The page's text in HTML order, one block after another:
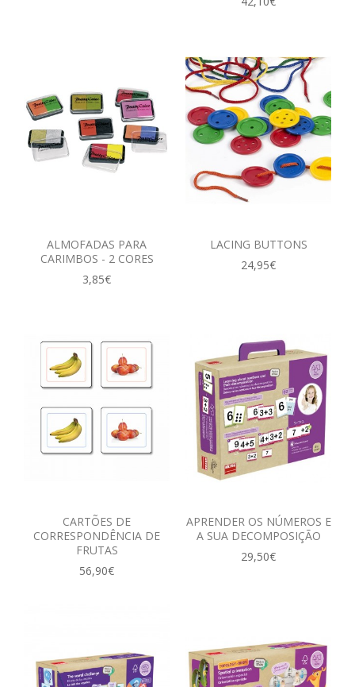
ALMOFADAS PARA
CARIMBOS - 2 CORES
3,85€
LACING BUTTONS
24,95€
CARTÕES DE
CORRESPONDÊNCIA DE
FRUTAS
56,90€
APRENDER OS NÚMEROS E
A SUA DECOMPOSIÇÃO
29,50€